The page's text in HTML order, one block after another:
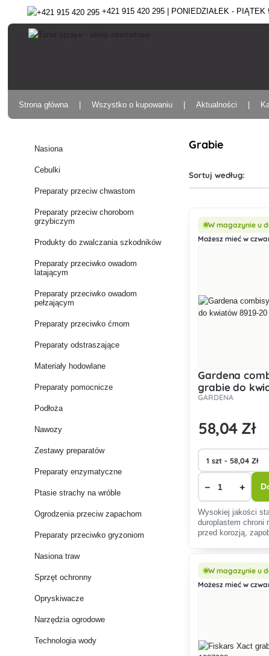
+421 915 420 295 | PONIEDZIAŁEK - PIĄTEK
Strona główna Wszystko o kupowaniu Aktualności
Nasiona
Cebulki
Preparaty przeciw chwastom
Preparaty przeciw chorobom
grzybiczym
Produkty do zwalczania szkodników
Preparaty przeciwko owadom
latającym
Preparaty przeciwko owadom
pełzającym
Preparaty przeciwko ćmom
Preparaty odstraszające
Materiały hodowlane
Preparaty pomocnicze
Podłoża
Nawozy
Zestawy preparatów
Preparaty enzymatyczne
Ptasie strachy na wróble
Ogrodzenia przeciw zapachom
Preparaty przeciwko gryzoniom
Nasiona traw
Sprzęt ochronny
Opryskiwacze
Narzędzia ogrodowe
Technologia wody
Grabie
Sortuj według:
W magazynie u
Możesz mieć w
Gardena
grabie do
20
GARDENA
58,04 Zł
− +
Wysokiej jakości
duroplastem chroni
przed korozją,
W magazynie u
Możesz mieć w